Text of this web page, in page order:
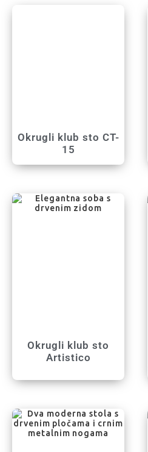
Okrugli klub sto CT-
15
Okrugli klub sto
Artistico